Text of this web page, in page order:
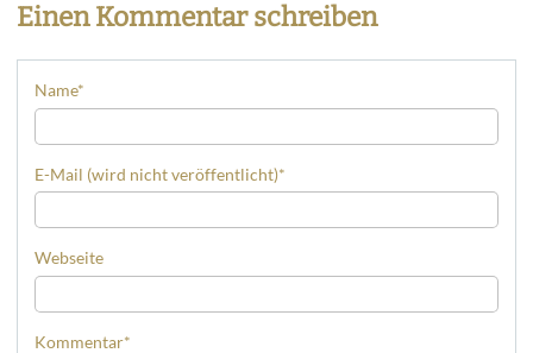
Einen Kommentar schreiben
Name*
E-Mail (wird nicht veröffentlicht)*
Webseite
Kommentar*